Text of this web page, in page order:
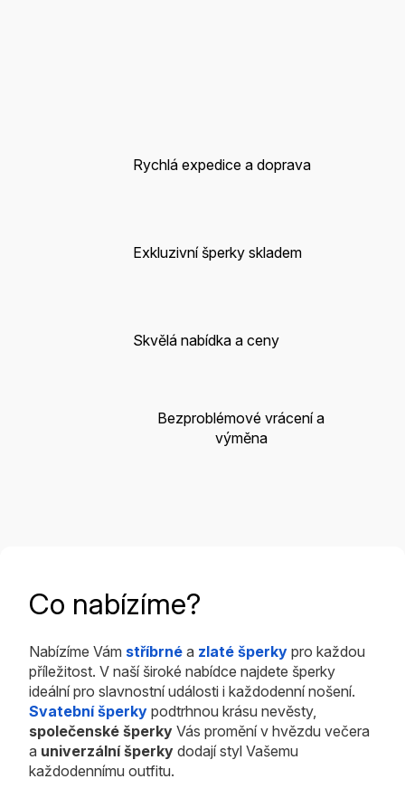
Rychlá expedice a doprava
Exkluzivní šperky skladem
Skvělá nabídka a ceny
Bezproblémové vrácení a
výměna
Co nabízíme?
Nabízíme Vám stříbrné a zlaté šperky pro každou
příležitost. V naší široké nabídce najdete šperky
ideální pro slavnostní události i každodenní nošení.
Svatební šperky podtrhnou krásu nevěsty,
společenské šperky Vás promění v hvězdu večera
a univerzální šperky dodají styl Vašemu
každodennímu outfitu.